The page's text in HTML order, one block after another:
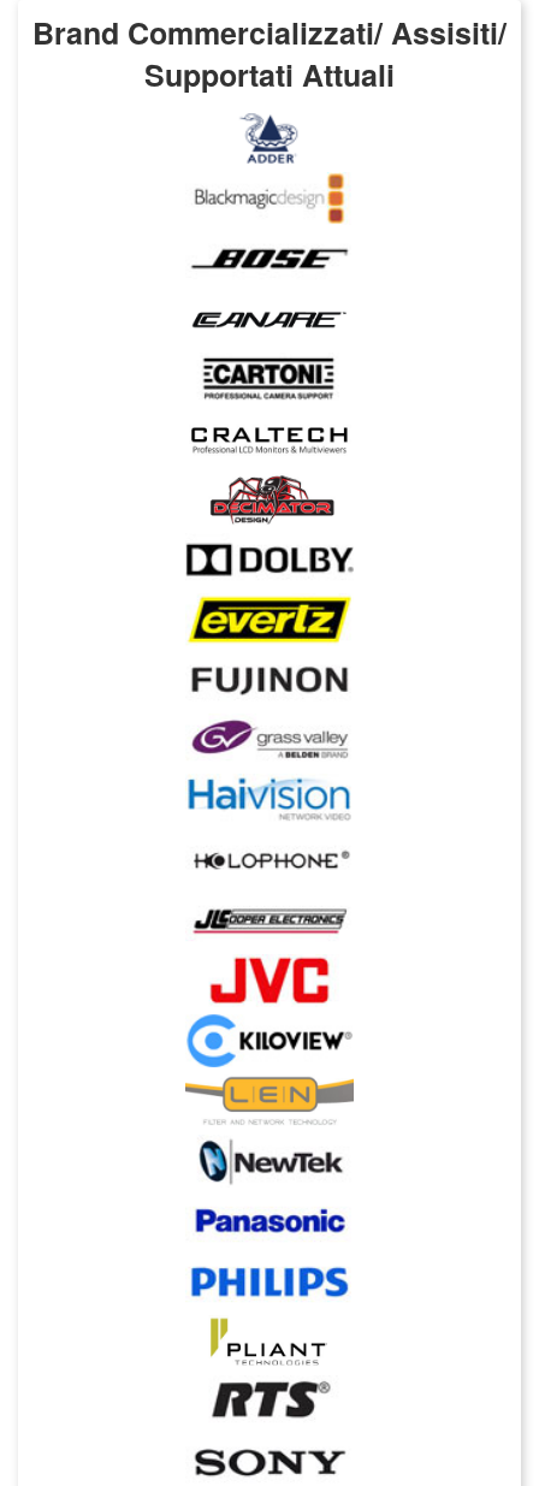
Brand Commercializzati/ Assisiti/
Supportati Attuali